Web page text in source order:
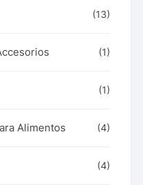
(13)
(1)
(1)
Alimentos (4)
(4)